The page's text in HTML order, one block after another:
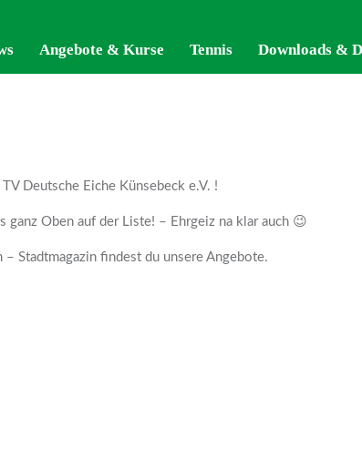
Angebote & Kurse Tennis Downloads &
Angebote & Kurse Tennis Downloads &
Deutsche Eiche Künsebeck e.V. !
Oben auf der Liste! – Ehrgeiz na klar auch 😉
Stadtmagazin findest du unsere Angebote.